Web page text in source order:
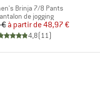
Brinja 7/8 Pants
group
de jogging
Prix
€ Prix réduit
à partir de48,97 €
4,8(11)